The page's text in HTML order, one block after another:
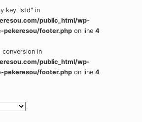
key "std" in
public_html/wp-
footer.php on line4
in
public_html/wp-
footer.php on line4